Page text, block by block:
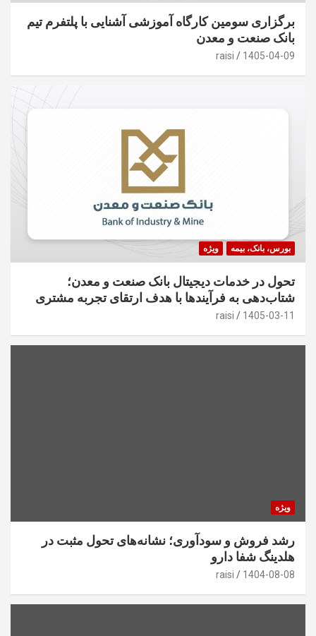
برگزاری سومین کارگاه آموزشی آشنایی با پلتفرم تیم
بانک صنعت و معدن
1405-04-09
raisi
بورس، بانک، بیمه ویژه
تحول در خدمات دیجیتال بانک صنعت و معدن؛
شتاب‌دهی به فرآیندها با هدف ارتقای تجربه مشتری
1405-03-11
raisi
ویژه
رشد فروش و سودآوری؛ نشانه‌های تحول مثبت در
هلدینگ شفا دارو
1404-08-08
raisi